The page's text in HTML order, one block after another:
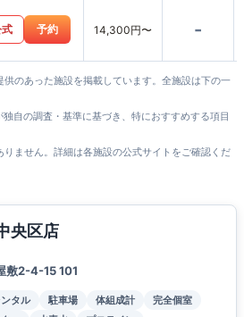
予約 14,300円〜 -
のあった施設を掲載しています。全施設は下の一
自の調査・基準に基づき、特におすすめする項目
ません。詳細は各施設の公式サイトをご確認くだ
央区店
敷2-4-15 101
タル 駐車場 体組成計
完全個室